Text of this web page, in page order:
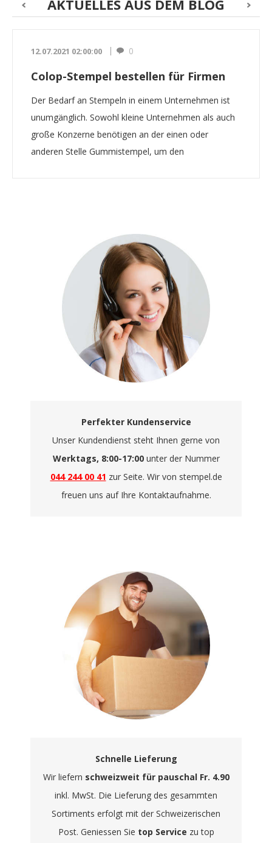
AKTUELLES AUS DEM BLOG
12.07.2021 02:00:00 0
Colop-Stempel bestellen für Firmen
Der Bedarf an Stempeln in einem Unternehmen ist
unumgänglich. Sowohl kleine Unternehmen als auch
große Konzerne benötigen an der einen oder
anderen Stelle Gummistempel, um den
Perfekter Kundenservice
Unser Kundendienst steht Ihnen gerne von
Werktags, 8:00-17:00unter der Nummer
044 244 00 41 zur Seite. Wir von stempel.de
freuen uns auf Ihre Kontaktaufnahme.
Schnelle Lieferung
Wir liefern schweizweit für pauschal Fr. 4.90
inkl. MwSt. Die Lieferung des gesammten
Sortiments erfolgt mit der Schweizerischen
Post. Geniessen Sie top Service zu top